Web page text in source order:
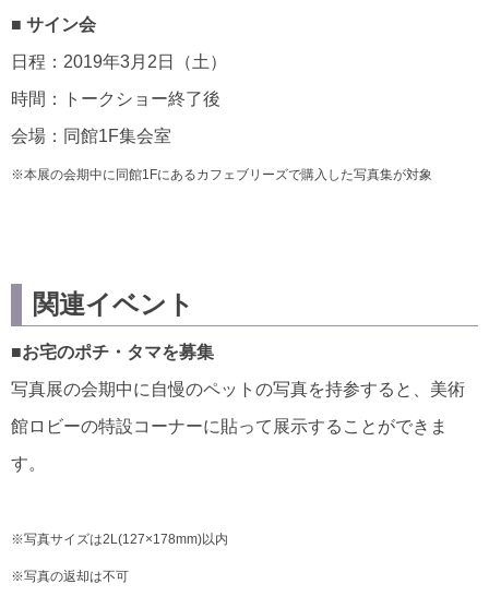
■ サイン会
日程：2019年3月2日（土）
時間：トークショー終了後
会場：同館1F集会室
※本展の会期中に同館1Fにあるカフェブリーズで購入した写真集が対象
関連イベント
■お宅のポチ・タマを募集
写真展の会期中に自慢のペットの写真を持参すると、美術
館ロビーの特設コーナーに貼って展示することができま
す。
※写真サイズは2L(127×178mm)以内
※写真の返却は不可